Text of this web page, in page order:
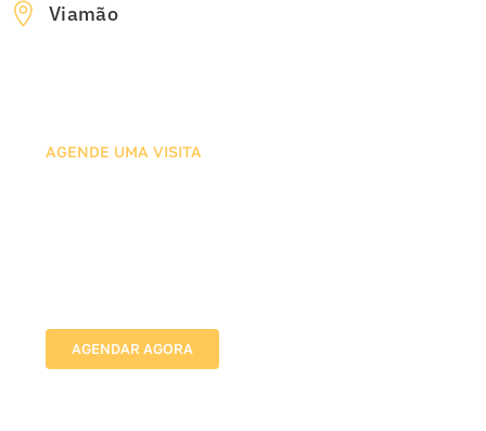
Viamão
AGENDE UMA VISITA
AGENDAR AGORA